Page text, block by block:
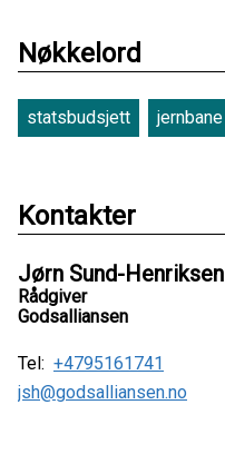
Nøkkelord
statsbudsjett jernbane
Kontakter
Jørn Sund-Henriksen
Rådgiver
Godsalliansen
Tel: +4795161741
jsh@godsalliansen.no